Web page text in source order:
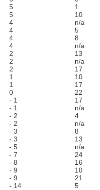
5 1
5 10
4 n/a
4 5
4 8
4 n/a
2 13
2 n/a
2 17
1 10
1 17
0 22
- 1 17
- 1 n/a
- 2 4
- 2 n/a
- 3 8
- 3 13
- 5 n/a
- 7 24
- 8 16
- 9 10
- 9 21
- 14 5